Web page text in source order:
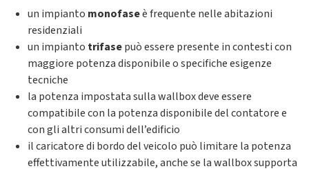
un impianto monofaseè frequente nelle abitazioni
residenziali
un impianto trifasepuò essere presente in contesti con
maggiore potenza disponibile o specifiche esigenze
tecniche
la potenza impostata sulla wallbox deve essere
compatibile con la potenza disponibile del contatore e
con gli altri consumi dell’edificio
il caricatore di bordo del veicolo può limitare la potenza
effettivamente utilizzabile, anche se la wallbox supporta